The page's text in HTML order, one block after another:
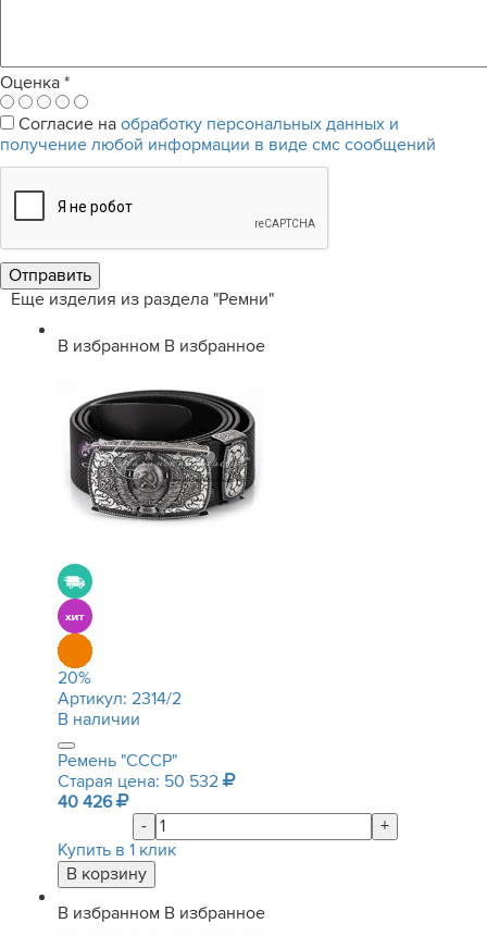
Оценка *
Согласие на обработку персональных данных и
получение любой информации в виде смс сообщений
Еще изделия из раздела "Ремни"
В избранном В избранное
20%
Артикул: 2314/2
В наличии
Ремень "СССР"
Старая цена: 50 532
40 426
-
+
Купить в 1 клик
В избранном В избранное